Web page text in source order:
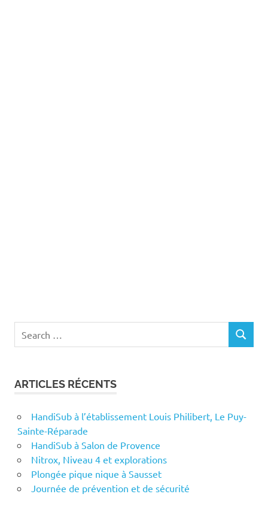
for:
SEARCH
ARTICLES RÉCENTS
HandiSub à l’établissement Louis Philibert, Le Puy-
Sainte-Réparade
HandiSub à Salon de Provence
Nitrox, Niveau 4 et explorations
Plongée pique nique à Sausset
Journée de prévention et de sécurité